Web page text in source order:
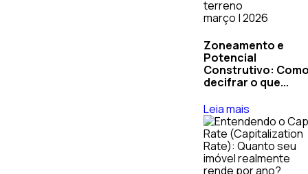
março | 2026
Zoneamento e
Potencial
Construtivo:
decifrar o que...
Leia mais